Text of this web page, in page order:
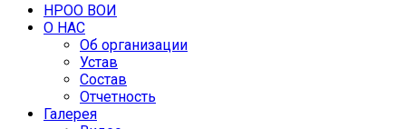
НРОО ВОИ
О НАС
Об организации
Устав
Состав
Отчетность
Галерея